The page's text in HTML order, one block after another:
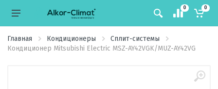
0 0
Главная Кондиционеры
Сплит-системы
Кондиционер Mitsubishi Electric MSZ-AY42VGK/MUZ-AY42VG